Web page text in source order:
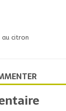
au citron